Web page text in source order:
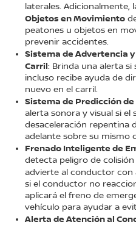
laterales. Adicionalmente,
Objetos en Movimiento
peatones u objetos en
prevenir accidentes.
Sistema de Advertencia
Carril: Brinda una alerta si
incluso recibe ayuda de
nuevo en el carril.
Sistema de Predicción
alerta sonora y visual si el
desaceleración repentina
adelante sobre su mismo
Frenado Inteligente de
detecta peligro de
advierte al conductor con
si el conductor no
aplicará el freno de
vehículo para ayudar a
Alerta de Atención al